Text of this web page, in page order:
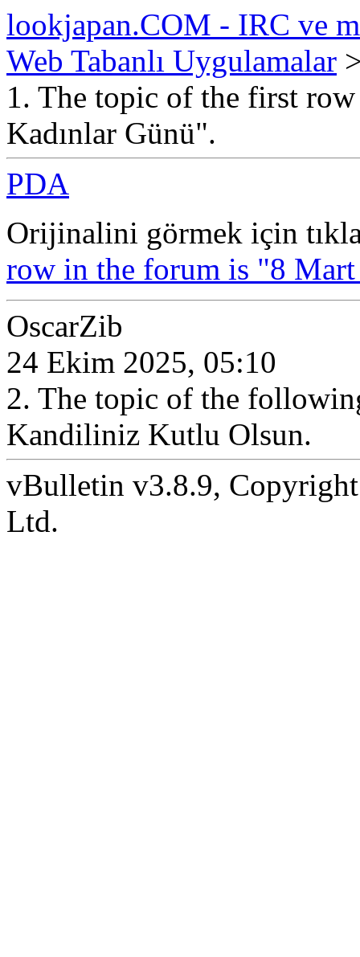
lookjapan.COM - IRC ve
Web Tabanlı Uygulamalar
1. The topic of the first
Kadınlar Günü".
PDA
Orijinalini görmek için
row in the forum is "8
OscarZib
24 Ekim 2025, 05:10
2. The topic of the
Kandiliniz Kutlu Olsun.
vBulletin v3.8.9,
Ltd.